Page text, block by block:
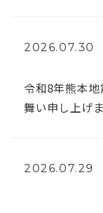
2026.07.30
令和8年熊本
舞い申し上げ
2026.07.29